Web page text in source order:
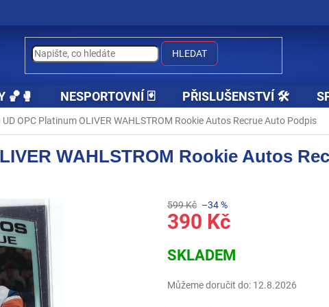
HLEDAT
🏀🥊 NESPORTOVNÍ 🃏 PŘISLUŠENSTVÍ 🛠️
OPC Platinum OLIVER WAHLSTROM Rookie Autos Recrue Auto Podpis
WAHLSTROM Rookie Autos
599 Kč –34 %
390 Kč
cena:
SKLADEM
Můžeme doručit do: 12.8.2026